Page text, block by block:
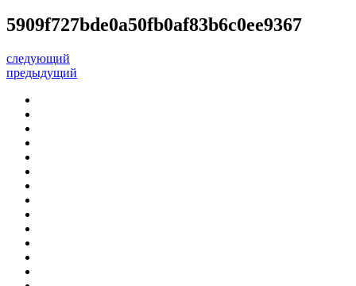
5909f727bde0a50fb0af83b6c0ee9367
следующий
предыдущий